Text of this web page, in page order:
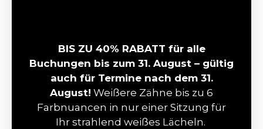
BIS ZU 40% RABATT für alle
Buchungen bis zum 31. August – gültig
auch für Termine nach dem 31.
August! Weißere Zähne bis zu 6
Farbnuancen in nur einer Sitzung für
Ihr strahlend weißes Lächeln.